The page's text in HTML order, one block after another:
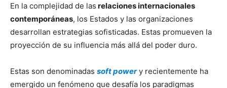
En la complejidad de las relaciones internacionales
contemporáneas, los Estados y las organizaciones
desarrollan estrategias sofisticadas. Estas promueven la
proyección de su influencia más allá del poder duro.
Estas son denominadas soft powery recientemente ha
emergido un fenómeno que desafía los paradigmas